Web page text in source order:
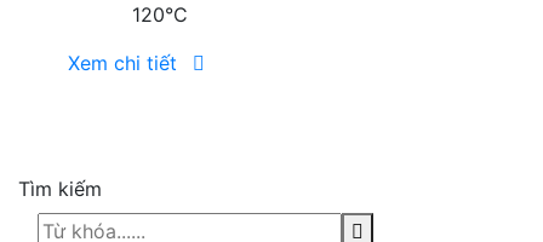
120°C
Xem chi tiết
Tìm kiếm